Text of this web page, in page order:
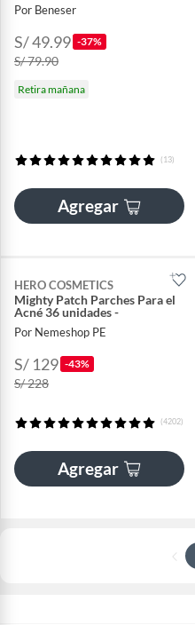
Por Beneser
S/ 49.99 -37%
S/ 79.90
Retira mañana
(13)
Agregar
HERO COSMETICS
Mighty Patch Parches Para el
Acné 36 unidades -
Por Nemeshop PE
S/ 129 -43%
S/ 228
(4202)
Agregar